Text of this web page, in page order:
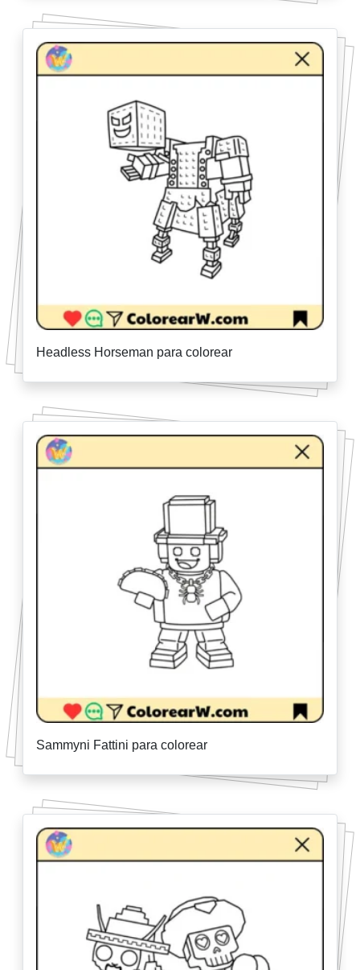
Headless Horseman para colorear
Sammyni Fattini para colorear